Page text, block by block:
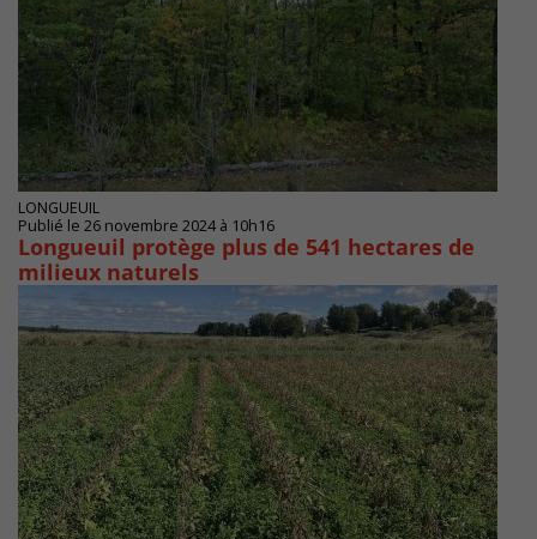
LONGUEUIL
Publié le 26 novembre 2024 à 10h16
Longueuil protège plus de 541 hectares de
milieux naturels